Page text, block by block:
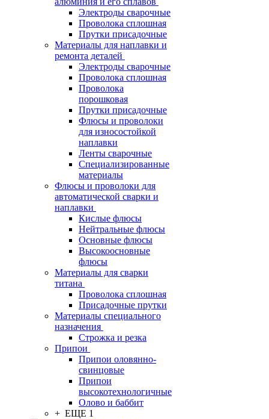
Электроды сварочные
Проволока сплошная
Прутки присадочные
Материалы для наплавки и
ремонта деталей
Электроды сварочные
Проволока сплошная
Проволока
порошковая
Прутки присадочные
Флюсы и проволоки
для износостойкой
наплавки
Ленты сварочные
Специализированные
материалы
Флюсы и проволоки для
автоматической сварки и
наплавки
Кислые флюсы
Нейтральные флюсы
Основные флюсы
Высокоосновные
флюсы
Материалы для сварки
титана
Проволока сплошная
Присадочные прутки
Материалы специального
назначения
Строжка и резка
Припои
Припои оловянно-
свинцовые
Припои
высокотехнологичные
Олово и баббит
+ ЕЩЕ 1